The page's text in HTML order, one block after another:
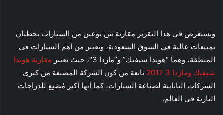
ونستعرض في هذا التقرير مقارنة بين نوعين من السيارات يحظيان
بمبيعات عالية في السوق السعودية، وتعتبر من أهم السيارات في
المنطقة، وهما “هوندا سيفيك” و”مازدا 3″، حيث تعتبر
مقارنة هوندا
سيفيك ومازدا 3 2017
نابعة من كون الشركة المصنعة من كبرى
الشركات اليابانية لصناعة السيارات، كما أنها أكبر مُصَنِع للدراجات
النارية في العالم.